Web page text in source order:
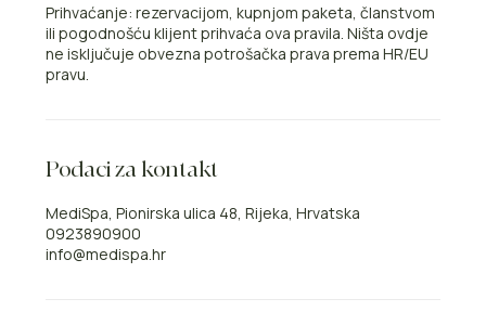
Prihvaćanje: rezervacijom, kupnjom paketa, članstvom
ili pogodnošću klijent prihvaća ova pravila. Ništa ovdje
ne isključuje obvezna potrošačka prava prema HR/EU
pravu.
Podaci za kontakt
MediSpa, Pionirska ulica 48, Rijeka, Hrvatska
0923890900
info@medispa.hr